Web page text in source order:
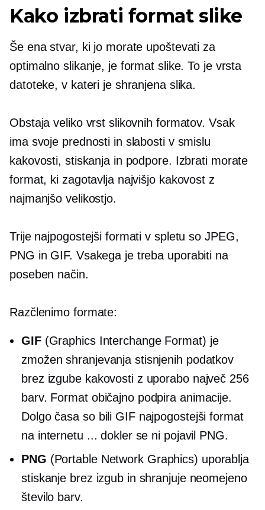
Kako izbrati format slike
Še ena stvar, ki jo morate upoštevati za
optimalno slikanje, je format slike. To je vrsta
datoteke, v kateri je shranjena slika.
Obstaja veliko vrst slikovnih formatov. Vsak
ima svoje prednosti in slabosti v smislu
kakovosti, stiskanja in podpore. Izbrati morate
format, ki zagotavlja najvišjo kakovost z
najmanjšo velikostjo.
Trije najpogostejši formati v spletu so JPEG,
PNG in GIF. Vsakega je treba uporabiti na
poseben način.
Razčlenimo formate:
GIF(Graphics Interchange Format) je
zmožen shranjevanja stisnjenih podatkov
brez izgube kakovosti z uporabo največ 256
barv. Format običajno podpira animacije.
Dolgo časa so bili GIF najpogostejši format
na internetu ... dokler se ni pojavil PNG.
PNG (Portable Network Graphics) uporablja
stiskanje brez izgub in shranjuje neomejeno
število barv.